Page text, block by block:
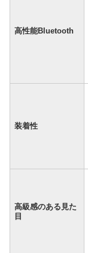
高性能Bluetooth
装着性
高級感のある見た
目